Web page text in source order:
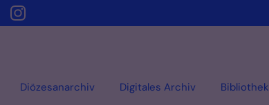
Diözesanarchiv Digitales Archiv Bibliothek